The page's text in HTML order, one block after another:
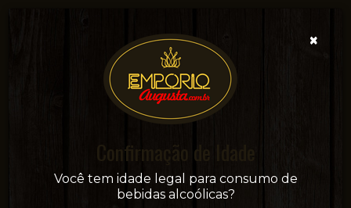
Sua conveniência e adega on-line!
×
Confirmação de Idade
Você tem idade legal para consumo de
bebidas alcoólicas?